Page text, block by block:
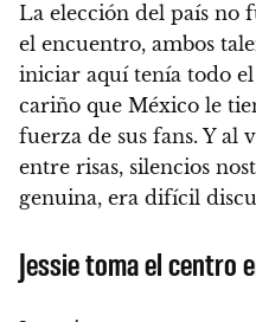
La elección del país no
el encuentro, ambos
iniciar aquí tenía todo
cariño que México le
fuerza de sus fans. Y al
entre risas, silencios
genuina, era difícil
Jessie toma el centro